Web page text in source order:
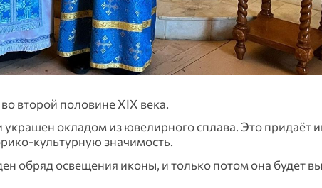
второй половине XIX века.
окладом из ювелирного сплава. Это придаёт
культурную значимость.
обряд освещения иконы, и только потом она будет